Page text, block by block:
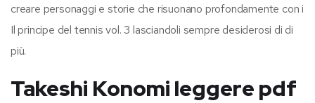
creare personaggi e storie che risuonano profondamente con i
Il principe del tennis vol. 3 lasciandoli sempre desiderosi di di
più.
Takeshi Konomi leggere pdf